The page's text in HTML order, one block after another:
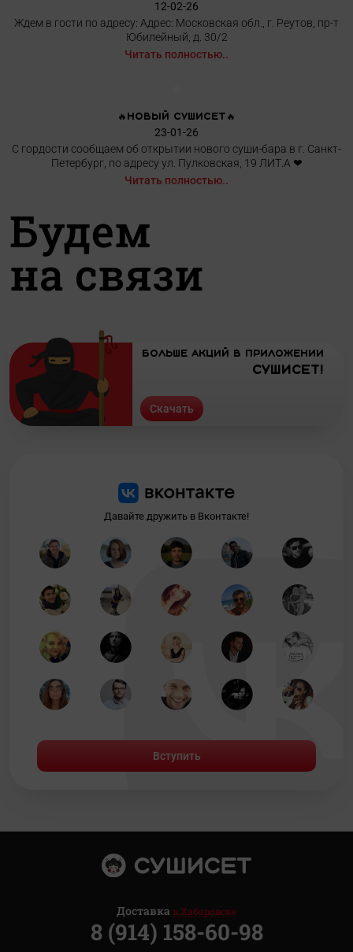
12-02-26
Ждем в гости по адресу: Адрес: Московская обл., г. Реутов, пр-т
Юбилейный, д. 30/2
Читать полностью..
🔥НОВЫЙ СУШИСЕТ🔥
23-01-26
С гордости сообщаем об открытии нового суши-бара в г. Санкт-
Петербург, по адресу ул. Пулковская, 19 ЛИТ.А ❤
Читать полностью..
Давайте дружить в Вконтакте!
Вступить
Будем
на связи
Больше акций в приложении
СУШИСЕТ!
Скачать
Доставкав Хабаровске
8 (914) 158-60-98